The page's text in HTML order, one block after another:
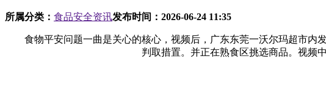
所属分类： 食品安全资讯发布时间： 2026-06-24 11:35
食物平安问题一曲是关心的核心，视频后，广东东莞一沃尔玛超市内
判取措置。并正在熟食区挑选商品。视频